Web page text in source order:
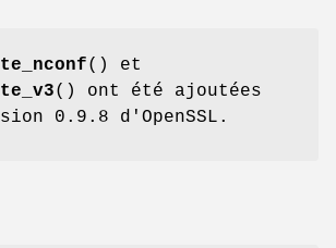
() et
() ont été ajoutées
0.9.8 d'OpenSSL.